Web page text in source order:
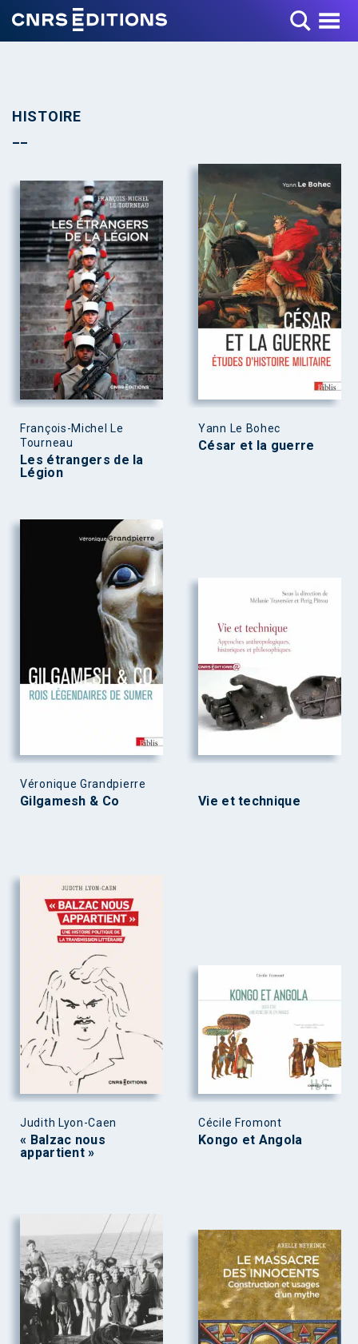
Toggle Menu
HISTOIRE
François-Michel Le
Tourneau
Les étrangers de la
Légion
Yann Le Bohec
César et la guerre
Véronique Grandpierre
Gilgamesh & Co Vie et technique
Judith Lyon-Caen
« Balzac nous
appartient »
Cécile Fromont
Kongo et Angola